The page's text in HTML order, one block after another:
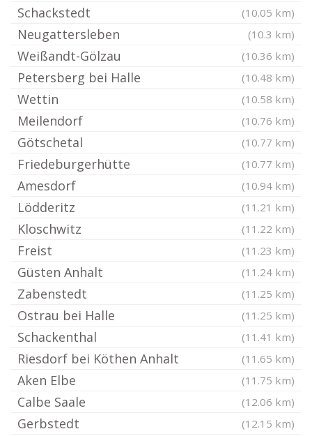
Schackstedt (10.05 km)
Neugattersleben (10.3 km)
Weißandt-Gölzau (10.36 km)
Petersberg bei Halle (10.48 km)
Wettin (10.58 km)
Meilendorf (10.76 km)
Götschetal (10.77 km)
Friedeburgerhütte (10.77 km)
Amesdorf (10.94 km)
Lödderitz (11.21 km)
Kloschwitz (11.22 km)
Freist (11.23 km)
Güsten Anhalt (11.24 km)
Zabenstedt (11.25 km)
Ostrau bei Halle (11.25 km)
Schackenthal (11.41 km)
Riesdorf bei Köthen Anhalt (11.65 km)
Aken Elbe (11.75 km)
Calbe Saale (12.06 km)
Gerbstedt (12.15 km)